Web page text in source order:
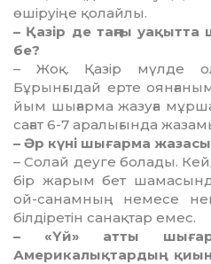
өшіруіңе қолайлы.
– Қазір де таңғы
бе?
– Жоқ. Қазір мүлде
Бұрынғыдай ерте
йым шығарма жазуға
сағат 6-7 ар­а­лығында
– Әр күні шығарма
– Солай деуге болады.
бір жарым бет
ой-санамның немесе
білдіретін санақтар емес.
– «Үй» атты
Америкалықтардың